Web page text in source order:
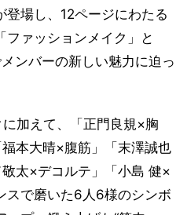
場し、12ページにわたる
ファッションメイク」と
ンバーの新しい魅力に迫っ
加えて、「正門良規×胸
本大晴×腹筋」「末澤誠也
太×デコルテ」「小島 健×
スで磨いた6人6様のシンボ